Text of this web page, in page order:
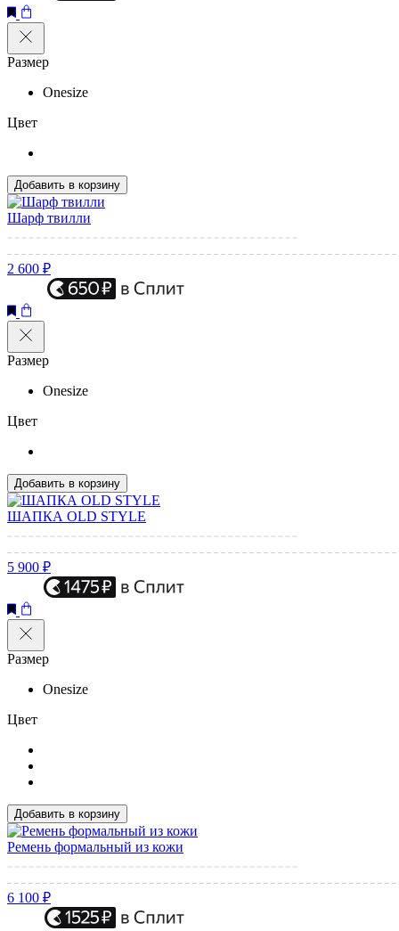
Размер
Onesize
Цвет
Добавить в корзину
Шарф твилли
2 600 ₽
Размер
Onesize
Цвет
Добавить в корзину
ШАПКА OLD STYLE
5 900 ₽
Размер
Onesize
Цвет
Добавить в корзину
Ремень формальный из кожи
6 100 ₽